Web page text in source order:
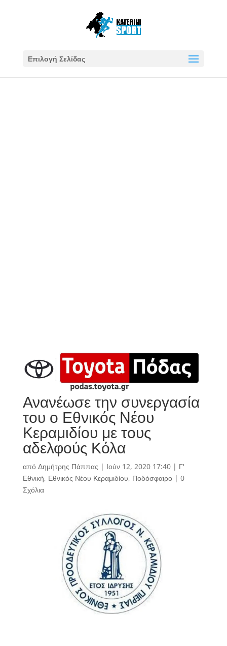
Επιλογή Σελίδας
Ανανέωσε την συνεργασία
του ο Εθνικός Νέου
Κεραμιδίου με τους
αδελφούς Κόλα
από Δημήτρης Πάππας | Ιούν 12, 2020 17:40| Γ'
Εθνική, Εθνικός Νέου Κεραμιδίου, Ποδόσφαιρο| 0
Σχόλια